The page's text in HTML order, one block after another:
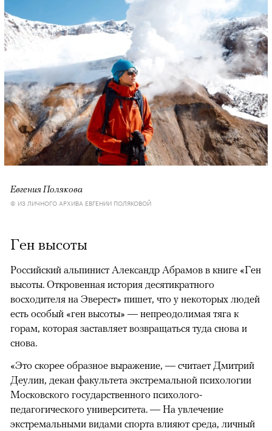
Евгения Полякова
© ИЗ ЛИЧНОГО АРХИВА ЕВГЕНИИ ПОЛЯКОВОЙ
Ген высоты
Российский альпинист Александр Абрамов в книге «Ген
высоты. Откровенная история десятикратного
восходителя на Эверест» пишет, что у некоторых людей
есть особый «ген высоты» — непреодолимая тяга к
горам, которая заставляет возвращаться туда снова и
снова.
«Это скорее образное выражение, — считает Дмитрий
Деулин, декан факультета экстремальной психологии
Московского государственного психолого-
педагогического университета. — На увлечение
экстремальными видами спорта влияют среда, личный